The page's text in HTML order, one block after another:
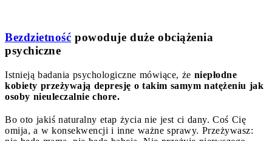
Bezdzietność powoduje duże obciążenia
psychiczne
Istnieją badania psychologiczne mówiące, że niepłodne
kobiety przeżywają depresję o takim samym natężeniu jak
osoby nieuleczalnie chore.
Bo oto jakiś naturalny etap życia nie jest ci dany. Coś Cię
omija, a w konsekwencji i inne ważne sprawy. Przeżywasz: